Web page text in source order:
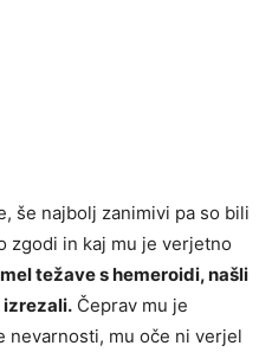
še najbolj zanimivi pa so bili
zgodi in kaj mu je verjetno
težave s hemeroidi, našli
izrezali. Čeprav mu je
nevarnosti, mu oče ni verjel